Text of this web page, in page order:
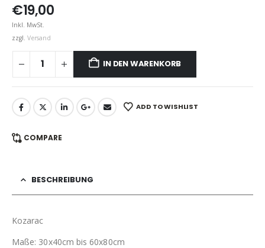
€19,00
Inkl. MwSt.
zzgl. Versand
IN DEN WARENKORB
ADD TO WISHLIST
COMPARE
BESCHREIBUNG
Kozarac
Maße: 30x40cm bis 60x80cm